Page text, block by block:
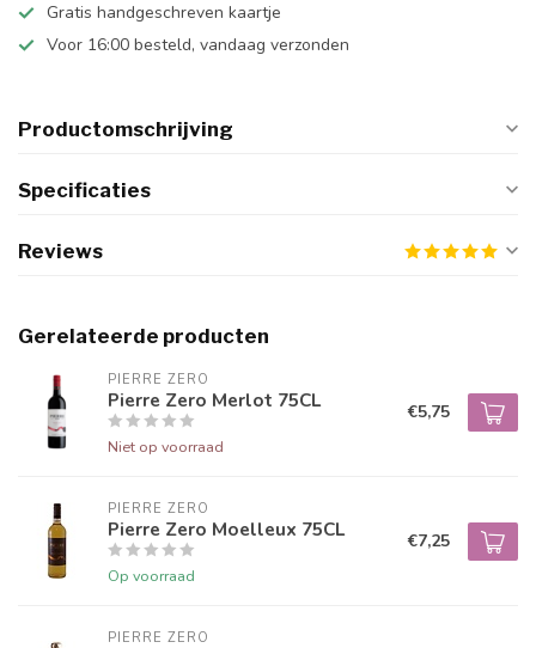
Gratis handgeschreven kaartje
Voor 16:00 besteld, vandaag verzonden
Productomschrijving
Specificaties
Reviews
Gerelateerde producten
PIERRE ZERO
Pierre Zero Merlot 75CL
Niet op voorraad
€5,75
PIERRE ZERO
Pierre Zero Moelleux 75CL
Op voorraad
€7,25
PIERRE ZERO